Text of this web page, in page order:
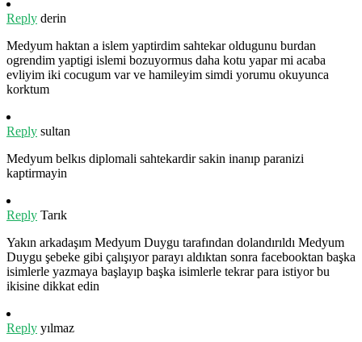
Reply derin
Medyum haktan a islem yaptirdim sahtekar oldugunu burdan
ogrendim yaptigi islemi bozuyormus daha kotu yapar mi acaba
evliyim iki cocugum var ve hamileyim simdi yorumu okuyunca
korktum
Reply sultan
Medyum belkıs diplomali sahtekardir sakin inanıp paranizi
kaptirmayin
Reply Tarık
Yakın arkadaşım Medyum Duygu tarafından dolandırıldı Medyum
Duygu şebeke gibi çalışıyor parayı aldıktan sonra facebooktan başka
isimlerle yazmaya başlayıp başka isimlerle tekrar para istiyor bu
ikisine dikkat edin
Reply yılmaz